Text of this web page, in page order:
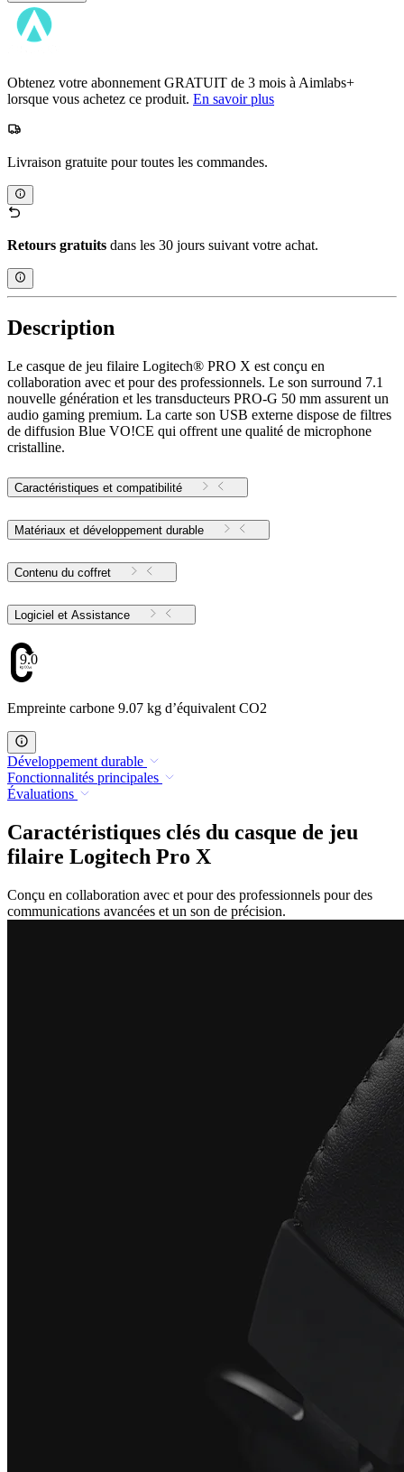
Obtenez votre abonnement GRATUIT de 3 mois à Aimlabs+
lorsque vous achetez ce produit. En savoir plus
Livraison gratuite pour toutes les commandes.
Retours gratuits dans les 30 jours suivant votre achat.
Description
Le casque de jeu filaire Logitech® PRO X est conçu en
collaboration avec et pour des professionnels. Le son surround 7.1
nouvelle génération et les transducteurs PRO-G 50 mm assurent un
audio gaming premium. La carte son USB externe dispose de filtres
de diffusion Blue VO!CE qui offrent une qualité de microphone
cristalline.
Caractéristiques et compatibilité
Matériaux et développement durable
Contenu du coffret
Logiciel et Assistance
9.07
Empreinte carbone 9.07 kg d’équivalent CO2
Développement durable
Fonctionnalités principales
Évaluations
Caractéristiques clés du casque de jeu
filaire Logitech Pro X
Conçu en collaboration avec et pour des professionnels pour des
communications avancées et un son de précision.